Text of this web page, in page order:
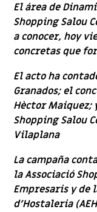
El área de
Shopping Salou
a conocer, hoy
concretas que
El acto ha
Granados; el
Hèctor Maiquez;
Shopping Salou
Vilaplana
La campaña
la Associació
Empresaris y de
d’Hostaleria